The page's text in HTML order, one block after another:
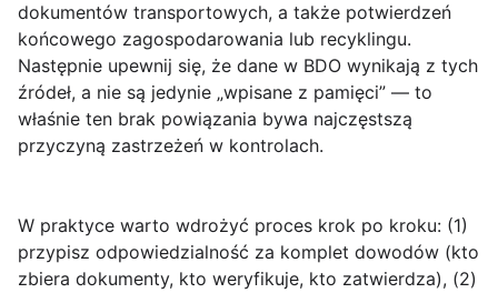
dokumentów transportowych, a także potwierdzeń
końcowego zagospodarowania lub recyklingu.
Następnie upewnij się, że dane w BDO wynikają z tych
źródeł, a nie są jedynie „wpisane z pamięci” — to
właśnie ten brak powiązania bywa najczęstszą
przyczyną zastrzeżeń w kontrolach.
W praktyce warto wdrożyć proces krok po kroku: (1)
przypisz odpowiedzialność za komplet dowodów (kto
zbiera dokumenty, kto weryfikuje, kto zatwierdza), (2)